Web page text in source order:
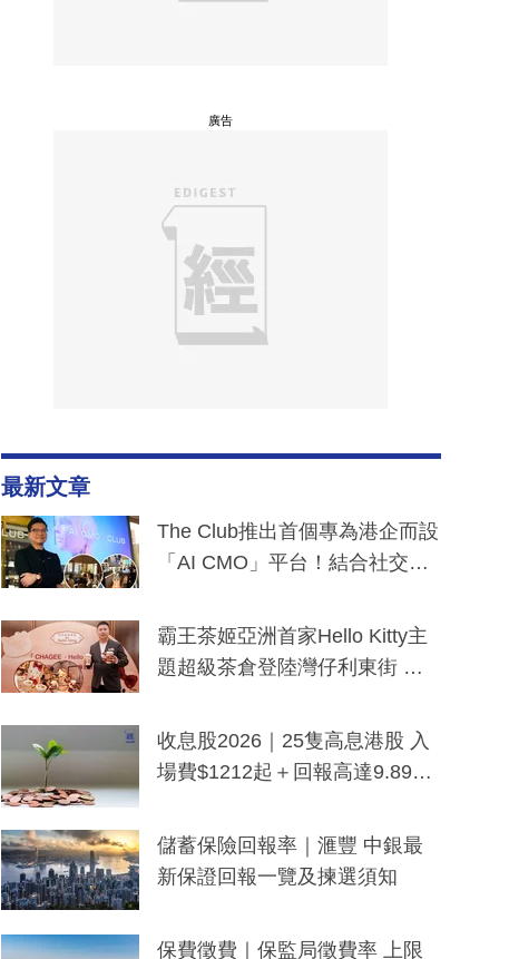
廣告
最新文章
The Club推出首個專為港企而設
「AI CMO」平台！結合社交聆
分鐘生成「貼地」宣傳短片
霸王茶姬亞洲首家Hello Kitty主
題超級茶倉登陸灣仔利東街 推
y及香港限定特調系列
收息股2026｜25隻高息港股 入
場費$1212起＋回報高達9.89
儲蓄保險回報率｜滙豐 中銀最
新保證回報一覽及揀選須知
保費徵費｜保監局徵費率 上限